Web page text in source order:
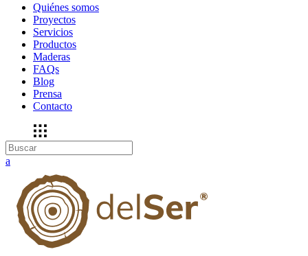
Quiénes somos
Proyectos
Servicios
Productos
Maderas
FAQs
Blog
Prensa
Contacto